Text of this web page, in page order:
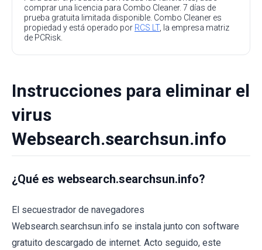
comprar una licencia para Combo Cleaner. 7 días de
prueba gratuita limitada disponible. Combo Cleaner es
propiedad y está operado por RCS LT, la empresa matriz
de PCRisk.
Instrucciones para eliminar el
virus
Websearch.searchsun.info
¿Qué es websearch.searchsun.info?
El secuestrador de navegadores
Websearch.searchsun.info se instala junto con software
gratuito descargado de internet. Acto seguido, este